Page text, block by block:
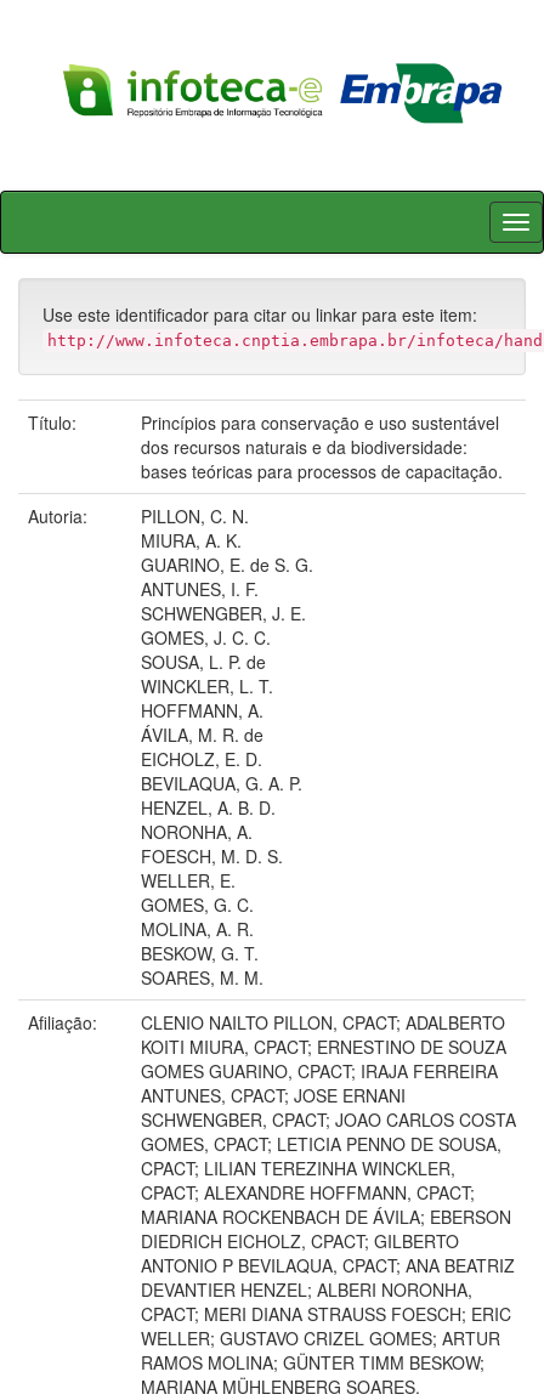
Skip
Use este identificador para citar ou linkar para este item:
http://www.infoteca.cnptia.embrapa.br/infoteca/
Título:
Princípios para conservação e uso sustentável
dos recursos naturais e da biodiversidade:
bases teóricas para processos de capacitação.
Autoria:
PILLON, C. N.
MIURA, A. K.
GUARINO, E. de S. G.
ANTUNES, I. F.
SCHWENGBER, J. E.
GOMES, J. C. C.
SOUSA, L. P. de
WINCKLER, L. T.
HOFFMANN, A.
ÁVILA, M. R. de
EICHOLZ, E. D.
BEVILAQUA, G. A. P.
HENZEL, A. B. D.
NORONHA, A.
FOESCH, M. D. S.
WELLER, E.
GOMES, G. C.
MOLINA, A. R.
BESKOW, G. T.
SOARES, M. M.
Afiliação:
CLENIO NAILTO PILLON, CPACT; ADALBERTO
KOITI MIURA, CPACT; ERNESTINO DE SOUZA
GOMES GUARINO, CPACT; IRAJA FERREIRA
ANTUNES, CPACT; JOSE ERNANI
SCHWENGBER, CPACT; JOAO CARLOS COSTA
GOMES, CPACT; LETICIA PENNO DE SOUSA,
CPACT; LILIAN TEREZINHA WINCKLER,
CPACT; ALEXANDRE HOFFMANN, CPACT;
MARIANA ROCKENBACH DE ÁVILA; EBERSON
DIEDRICH EICHOLZ, CPACT; GILBERTO
ANTONIO P BEVILAQUA, CPACT; ANA BEATRIZ
DEVANTIER HENZEL; ALBERI NORONHA,
CPACT; MERI DIANA STRAUSS FOESCH; ERIC
WELLER; GUSTAVO CRIZEL GOMES; ARTUR
RAMOS MOLINA; GÜNTER TIMM BESKOW;
MARIANA MÜHLENBERG SOARES.